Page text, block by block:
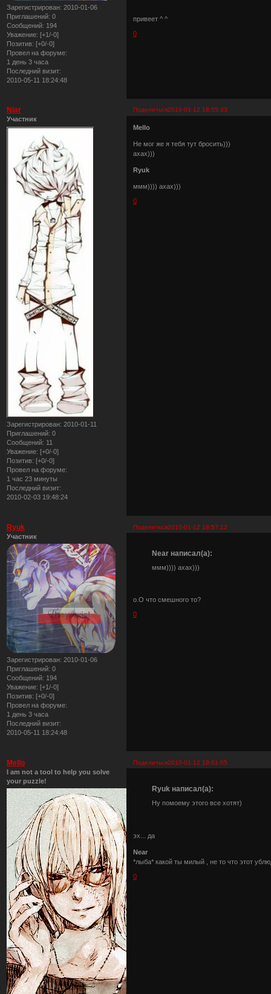
Зарегистрирован: 2010-01-06
Приглашений: 0
Сообщений: 194
Уважение: [+1/-0]
Позитив: [+0/-0]
Провел на форуме:
1 день 3 часа
Последний визит:
2010-05-11 18:24:48
привеет ^ ^
0
Поделиться2010-01-12 18:55:33
Niar
Участник
Зарегистрирован: 2010-01-11
Приглашений: 0
Сообщений: 11
Уважение: [+0/-0]
Позитив: [+0/-0]
Провел на форуме:
1 час 23 минуты
Последний визит:
2010-02-03 19:48:24
Mello
Не мог же я тебя тут бросить)))
ахах)))
Ryuk
ммм)))) ахах)))
0
Поделиться2010-01-12 18:57:12
Ryuk
Участник
Зарегистрирован: 2010-01-06
Приглашений: 0
Сообщений: 194
Уважение: [+1/-0]
Позитив: [+0/-0]
Провел на форуме:
1 день 3 часа
Последний визит:
2010-05-11 18:24:48
Near написал(а):
ммм)))) ахах)))
о.О что смешного то?
0
Поделиться2010-01-12 19:01:05
Mello
I am not a tool to help you solve
your puzzle!
Ryuk написал(а):
Ну помоему этого все хотят)
эх... да
Near
*лыба* какой ты милый , не то что этот
0